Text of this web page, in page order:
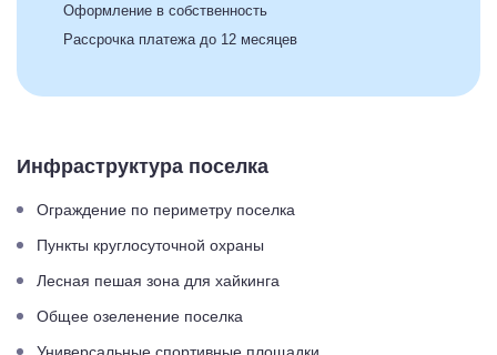
Оформление в собственность
Рассрочка платежа до 12 месяцев
Инфраструктура поселка
Ограждение по периметру поселка
Пункты круглосуточной охраны
Лесная пешая зона для хайкинга
Общее озеленение поселка
Универсальные спортивные площадки